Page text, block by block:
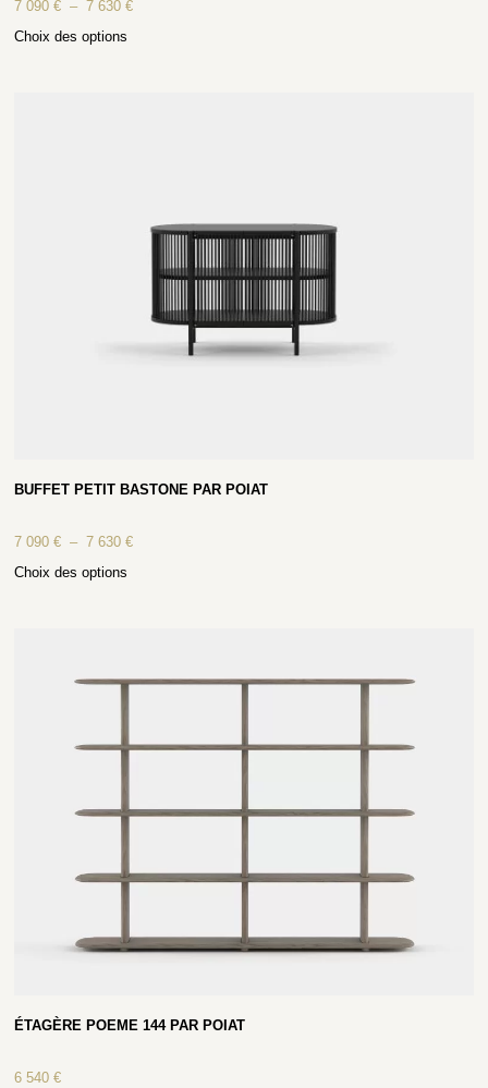
7 090€ – 7 630€
Choix des options
BUFFET PETIT BASTONE PAR POIAT
7 090€ – 7 630€
Choix des options
ÉTAGÈRE POEME 144 PAR POIAT
6 540€